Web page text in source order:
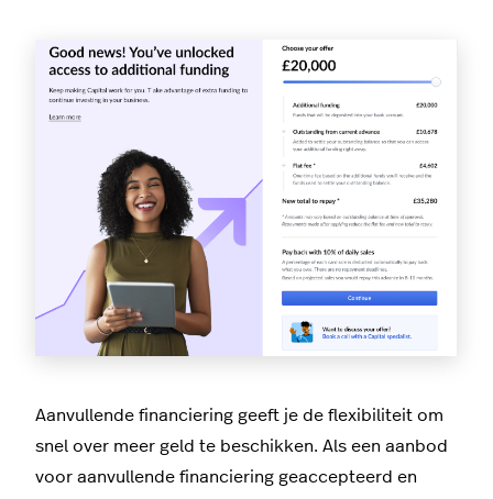
Aanvullende financiering geeft je de flexibiliteit om
snel over meer geld te beschikken. Als een aanbod
voor aanvullende financiering geaccepteerd en